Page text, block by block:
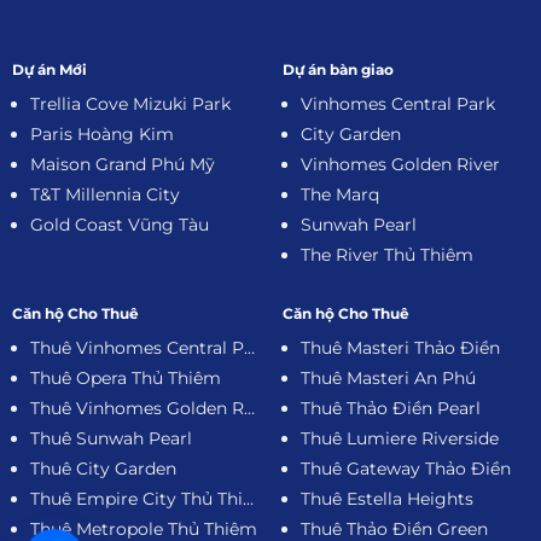
Dự án Mới
Trellia Cove Mizuki Park
Paris Hoàng Kim
Maison Grand Phú Mỹ
T&T Millennia City
Gold Coast Vũng Tàu
Dự án bàn giao
Vinhomes Central Park
City Garden
Vinhomes Golden River
The Marq
Sunwah Pearl
The River Thủ Thiêm
Căn hộ Cho Thuê
Thuê Vinhomes Central Park
Thuê Opera Thủ Thiêm
Thuê Vinhomes Golden River
Thuê Sunwah Pearl
Thuê City Garden
Thuê Empire City Thủ Thiêm
Thuê Metropole Thủ Thiêm
Căn hộ Cho Thuê
Thuê Masteri Thảo Điền
Thuê Masteri An Phú
Thuê Thảo Điền Pearl
Thuê Lumiere Riverside
Thuê Gateway Thảo Điền
Thuê Estella Heights
Thuê Thảo Điền Green